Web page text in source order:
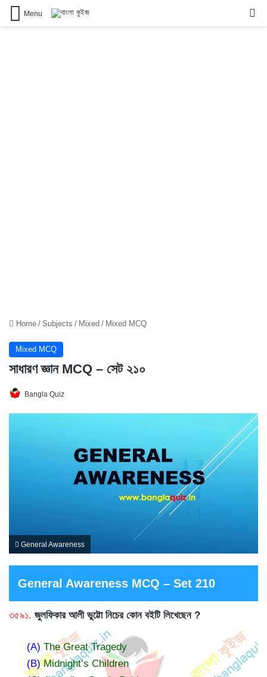
Menu
Home / Subjects / Mixed / Mixed MCQ
Mixed MCQ
সাধারণ জ্ঞান MCQ – সেট ২১০
Bangla Quiz
General Awareness
General Awareness MCQ – Set 210
৩৫৯১. জুলফিকার আলী ভুট্টো নিচের কোন বইটি লিখেছেন ?
(A) The Great Tragedy
(B)Midnight’s Children